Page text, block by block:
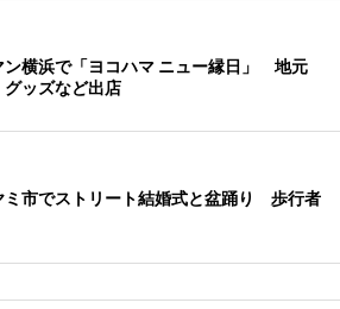
ン横浜で「ヨコハマ ニュー縁日」 地元
グッズなど出店
ミ市でストリート結婚式と盆踊り 歩行者